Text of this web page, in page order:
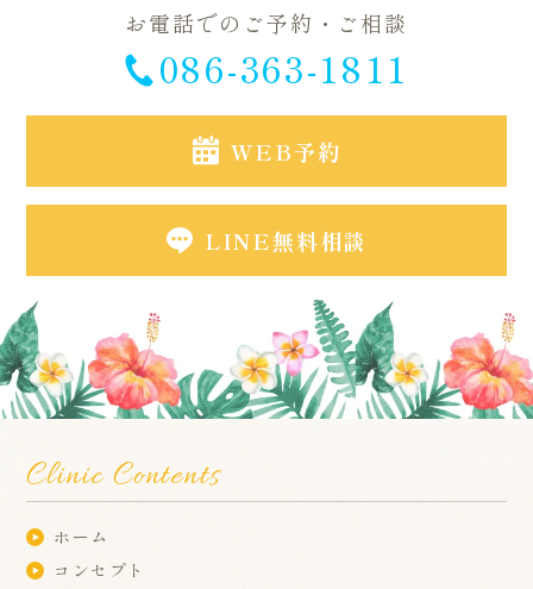
お電話でのご予約・ご相談
086-363-1811
WEB予約
LINE無料相談
Clinic Contents
ホーム
コンセプト